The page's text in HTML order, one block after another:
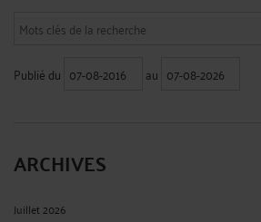
Publié du au
ARCHIVES
Juillet 2026